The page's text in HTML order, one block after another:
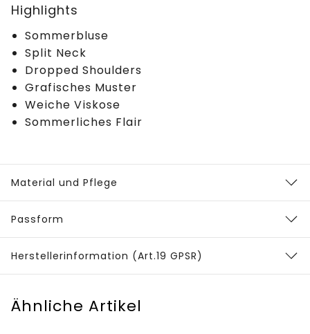
Highlights
Sommerbluse
Split Neck
Dropped Shoulders
Grafisches Muster
Weiche Viskose
Sommerliches Flair
Material und Pflege
Passform
Herstellerinformation (Art.19 GPSR)
Ähnliche Artikel